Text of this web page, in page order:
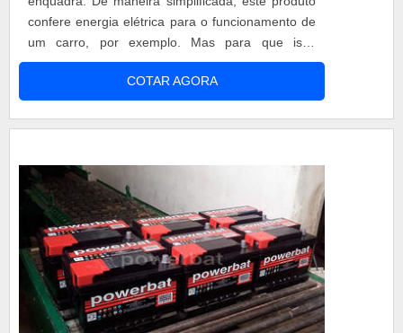
confere energia elétrica para o funcionamento de
um carro, por exemplo. Mas para que isso
aconteça, existem outros itens dentro do veículo
que, em conjunto, dão a partida quando alguém
gira a chave na ignição. Esta é a mais utilizadas
COTAR AGORA